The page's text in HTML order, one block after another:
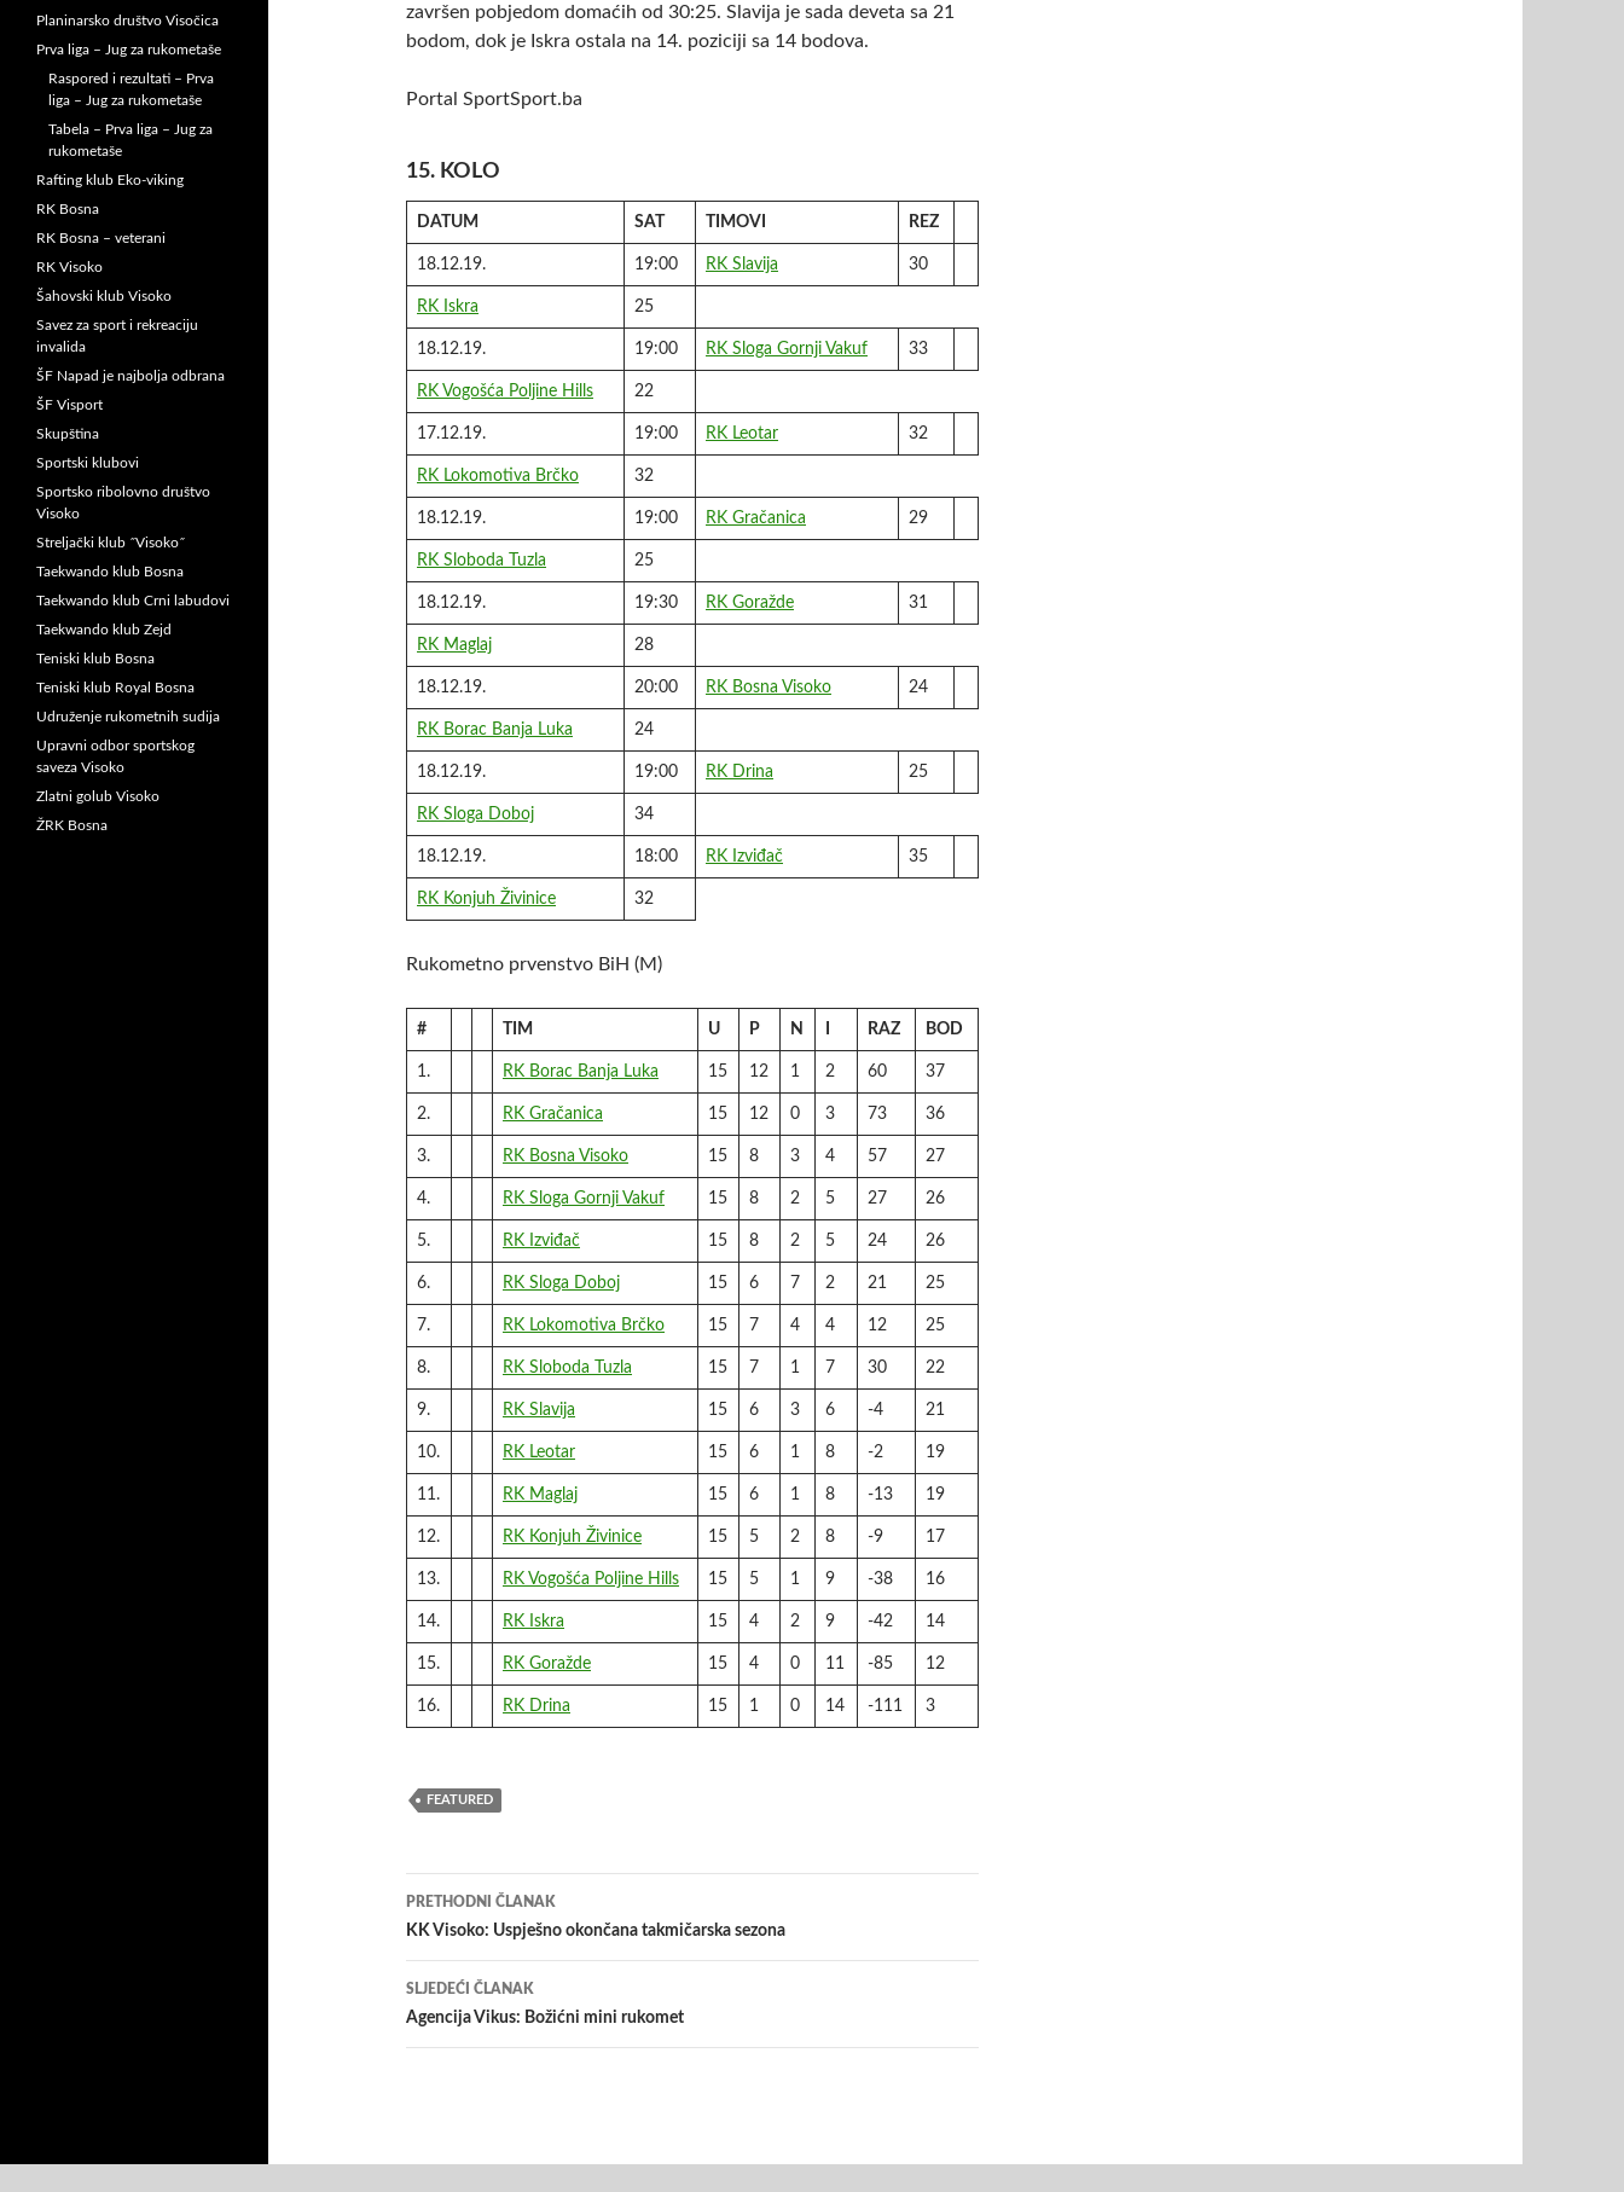
završen pobjedom domaćih od 30:25. Slavija je sada deveta sa 21
bodom, dok je Iskra ostala na 14. poziciji sa 14 bodova.
Portal SportSport.ba
15. KOLO
DATUM SAT TIMOVI REZ
18.12.19. 19:00 RK Slavija 30
RK Iskra 25
18.12.19. 19:00 RK Sloga Gornji Vakuf 33
RK Vogošća Poljine Hills 22
17.12.19. 19:00 RK Leotar 32
RK Lokomotiva Brčko 32
18.12.19. 19:00 RK Gračanica 29
RK Sloboda Tuzla 25
18.12.19. 19:30 RK Goražde 31
RK Maglaj 28
18.12.19. 20:00 RK Bosna Visoko 24
RK Borac Banja Luka 24
18.12.19. 19:00 RK Drina 25
RK Sloga Doboj 34
18.12.19. 18:00 RK Izviđač 35
RK Konjuh Živinice 32
Rukometno prvenstvo BiH (M)
# TIM U P N RAZ BOD
1. RK Borac Banja Luka 15 12 1 2 60 37
2. RK Gračanica 15 12 0 3 73 36
3. RK Bosna Visoko 15 8 3 4 57 27
4. RK Sloga Gornji Vakuf 15 8 2 5 27 26
5. RK Izviđač 15 8 2 5 24 26
6. RK Sloga Doboj 15 6 7 2 21 25
7. RK Lokomotiva Brčko 15 7 4 4 12 25
8. RK Sloboda Tuzla 15 7 1 7 30 22
9. RK Slavija 15 6 3 6 -4 21
10. RK Leotar 15 6 1 8 -2 19
11. RK Maglaj 15 6 1 8 -13 19
12. RK Konjuh Živinice 15 5 2 8 -9 17
13. RK Vogošća Poljine Hills 15 5 1 9 -38 16
14. RK Iskra 15 4 2 9 -42 14
15. RK Goražde 15 4 0 11 -85 12
16. RK Drina 15 1 0 14 -111 3
FEATURED
Navigacija
članaka
PRETHODNI ČLANAK
KK Visoko: Uspješno okončana takmičarska sezona
SLJEDEĆI ČLANAK
Agencija Vikus: Božićni mini rukomet
Planinarsko društvo Visočica
Prva liga – Jug za rukometaše
Raspored i rezultati – Prva
liga – Jug za rukometaše
Tabela – Prva liga – Jug za
rukometaše
Rafting klub Eko-viking
RK Bosna
RK Bosna – veterani
RK Visoko
Šahovski klub Visoko
Savez za sport i rekreaciju
invalida
ŠF Napad je najbolja odbrana
ŠF Visport
Skupština
Sportski klubovi
Sportsko ribolovno društvo
Visoko
Streljački klub ˝Visoko˝
Taekwando klub Bosna
Taekwando klub Crni labudovi
Taekwando klub Zejd
Teniski klub Bosna
Teniski klub Royal Bosna
Udruženje rukometnih sudija
Upravni odbor sportskog
saveza Visoko
Zlatni golub Visoko
ŽRK Bosna